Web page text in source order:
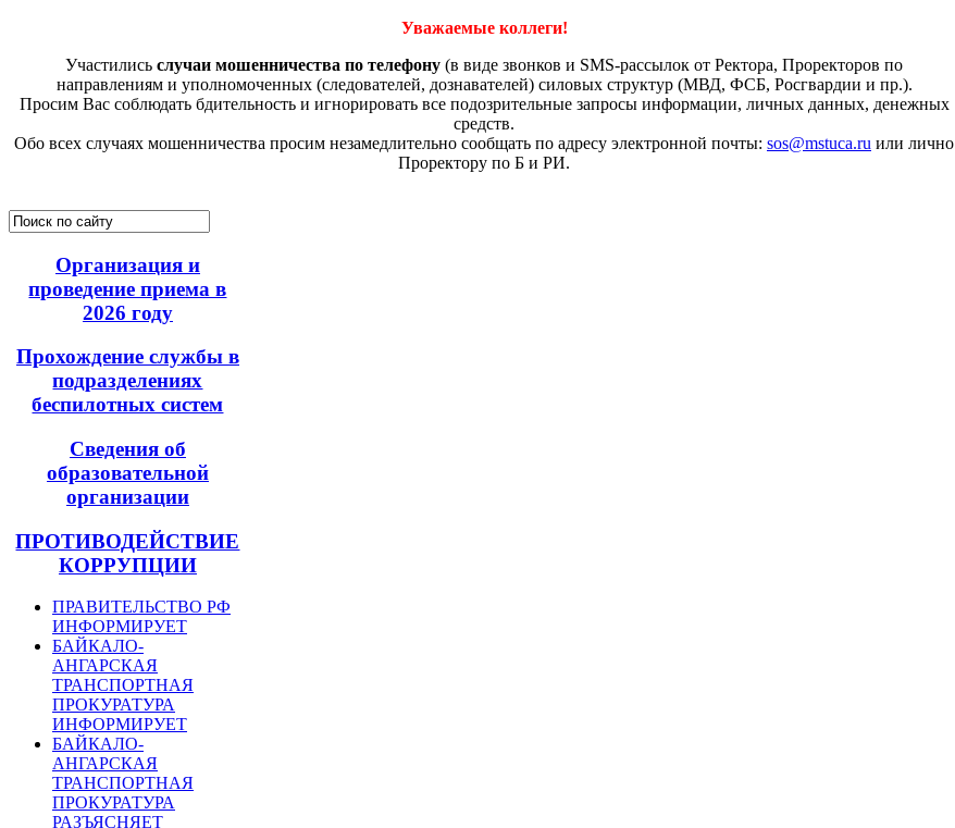
Уважаемые коллеги!
Участились случаи мошенничества по телефону (в виде звонков и SMS-рассылок от Ректора, Проректоров по
направлениям и уполномоченных (следователей, дознавателей) силовых структур (МВД, ФСБ, Росгвардии и пр.).
Просим Вас соблюдать бдительность и игнорировать все подозрительные запросы информации, личных данных, денежных
средств.
Обо всех случаях мошенничества просим незамедлительно сообщать по адресу электронной почты: sos@mstuca.ru или лично
Проректору по Б и РИ.
Организация и
проведение приема в
2026 году
Прохождение службы в
подразделениях
беспилотных систем
Сведения об
образовательной
организации
ПРОТИВОДЕЙСТВИЕ
КОРРУПЦИИ
ПРАВИТЕЛЬСТВО РФ
ИНФОРМИРУЕТ
БАЙКАЛО-
АНГАРСКАЯ
ТРАНСПОРТНАЯ
ПРОКУРАТУРА
ИНФОРМИРУЕТ
БАЙКАЛО-
АНГАРСКАЯ
ТРАНСПОРТНАЯ
ПРОКУРАТУРА
РАЗЪЯСНЯЕТ